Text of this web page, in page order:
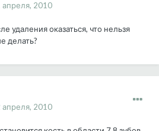
апреля, 2010
удаления оказаться, что нельзя
делать?
апреля, 2010